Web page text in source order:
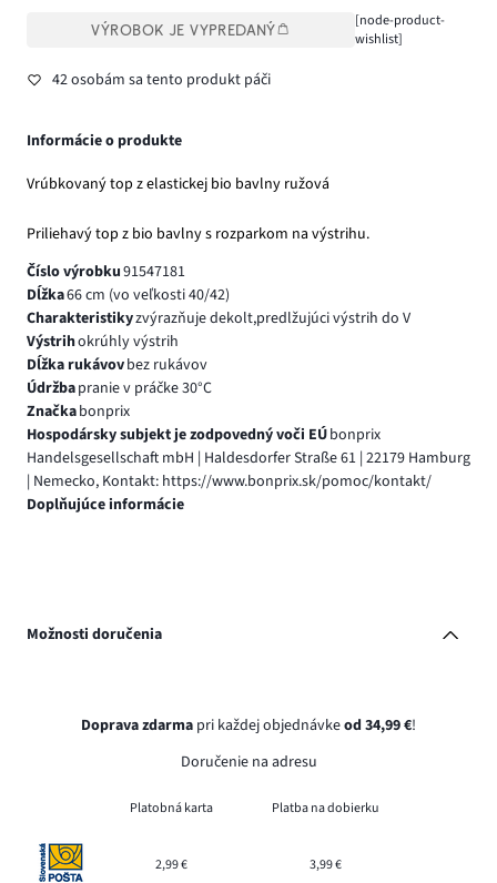
VÝROBOK JE VYPREDANÝ
[node-product-
wishlist]
42 osobám sa tento produkt páči
Informácie o produkte
Vrúbkovaný top z elastickej bio bavlny ružová
Priliehavý top z bio bavlny s rozparkom na výstrihu.
Číslo výrobku91547181
Dĺžka66 cm (vo veľkosti 40/42)
Charakteristikyzvýrazňuje dekolt,predlžujúci výstrih do V
Výstrihokrúhly výstrih
Dĺžka rukávovbez rukávov
Údržbapranie v práčke 30°C
Značkabonprix
Hospodársky subjekt je zodpovedný voči EÚbonprix
Handelsgesellschaft mbH | Haldesdorfer Straße 61 | 22179 Hamburg
| Nemecko, Kontakt: https://www.bonprix.sk/pomoc/kontakt/
Doplňujúce informácie
Možnosti doručenia
Doprava zdarma pri každej objednávkeod 34,99 €!
Doručenie na adresu
Platobná karta Platba na dobierku
2,99 € 3,99 €